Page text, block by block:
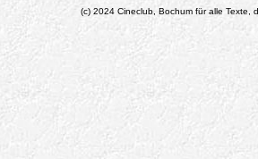
(c) 2024 Cineclub, Bochum für alle Texte,